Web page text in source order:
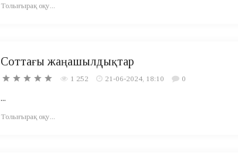
Толығырақ оқу...
Соттағы жаңашылдықтар
1 252 21-06-2024, 18:10 0
...
Толығырақ оқу...